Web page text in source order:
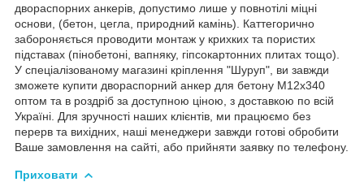
двораспорних анкерів, допустимо лише у повнотілі міцні
основи, (бетон, цегла, природний камінь). Каттегорично
забороняється проводити монтаж у крихких та пористих
підставах (пінобетоні, вапняку, гіпсокартонних плитах тощо).
У спеціалізованому магазині кріплення "Шуруп", ви завжди
зможете купити двораспорний анкер для бетону М12х340
оптом та в роздріб за доступною ціною, з доставкою по всій
Україні. Для зручності наших клієнтів, ми працюємо без
перерв та вихідних, наші менеджери завжди готові обробити
Ваше замовлення на сайті, або прийняти заявку по телефону.
Приховати